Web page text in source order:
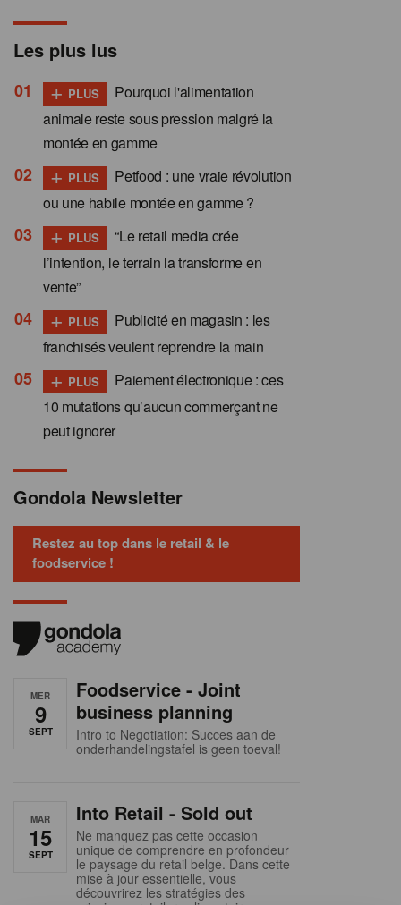
Les plus lus
+ PLUS
Pourquoi l'alimentation
animale reste sous pression malgré la
montée en gamme
+ PLUS
Petfood : une vraie révolution
ou une habile montée en gamme ?
+ PLUS
“Le retail media crée
l’intention, le terrain la transforme en
vente”
+ PLUS
Publicité en magasin : les
franchisés veulent reprendre la main
+ PLUS
Paiement électronique : ces
10 mutations qu’aucun commerçant ne
peut ignorer
Gondola Newsletter
Restez au top dans le retail & le
foodservice !
MER
9
SEPT
Foodservice - Joint
business planning
Intro to Negotiation: Succes aan de
onderhandelingstafel is geen toeval!
MAR
15
SEPT
Into Retail - Sold out
Ne manquez pas cette occasion
unique de comprendre en profondeur
le paysage du retail belge. Dans cette
mise à jour essentielle, vous
découvrirez les stratégies des